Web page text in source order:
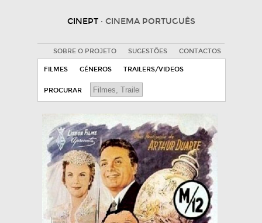
CINEPT · CINEMA PORTUGUÊS
SOBRE O PROJETO SUGESTÕES CONTACTOS
FILMES GÉNEROS TRAILERS/VIDEOS
PROCURAR